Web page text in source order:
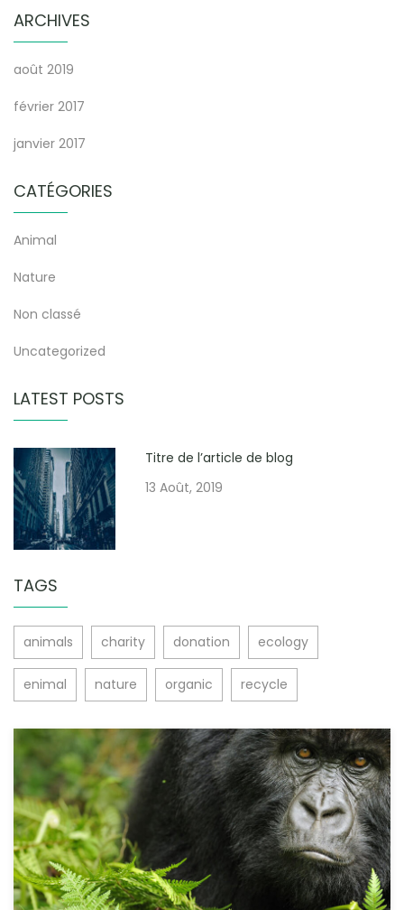
ARCHIVES
août 2019
février 2017
janvier 2017
CATÉGORIES
Animal
Nature
Non classé
Uncategorized
LATEST POSTS
Titre de l’article de blog
13 Août, 2019
TAGS
animals charity donation ecology
enimal nature organic recycle